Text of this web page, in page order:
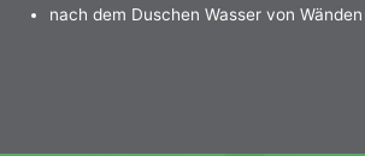
nach dem Duschen Wasser von